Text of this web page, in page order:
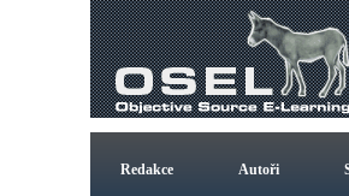
Redakce Autoři